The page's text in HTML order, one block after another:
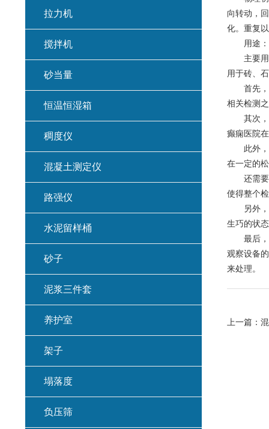
向转动，
化。重复
用途：
主要用于
用于砖、
首先，在
相关检测
其次，在
癫痫医院
此外，开
在一定的
还需要对
使得整个
另外，如
生巧的状
最后，做
观察设备
来处理。
上一篇：
拉力机
搅拌机
砂当量
恒温恒湿箱
稠度仪
混凝土测定仪
路强仪
水泥留样桶
砂子
泥浆三件套
养护室
架子
塌落度
负压筛